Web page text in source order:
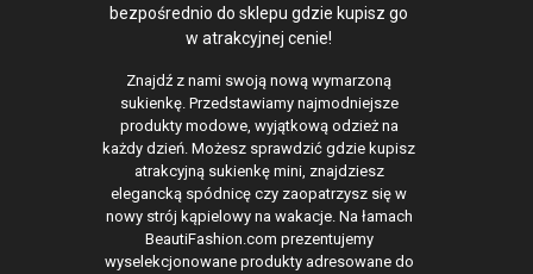
bezpośrednio do sklepu gdzie kupisz go
w atrakcyjnej cenie!
Znajdź z nami swoją nową wymarzoną
sukienkę. Przedstawiamy najmodniejsze
produkty modowe, wyjątkową odzież na
każdy dzień. Możesz sprawdzić gdzie kupisz
atrakcyjną sukienkę mini, znajdziesz
elegancką spódnicę czy zaopatrzysz się w
nowy strój kąpielowy na wakacje. Na łamach
BeautiFashion.com prezentujemy
wyselekcjonowane produkty adresowane do